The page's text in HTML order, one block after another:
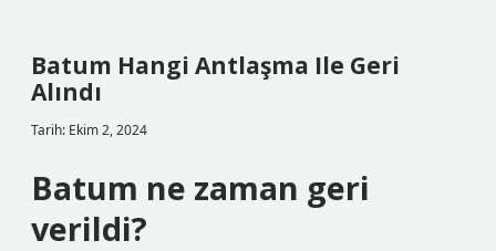
Batum Hangi Antlaşma Ile Geri
Alındı
Tarih: Ekim 2, 2024
Batum ne zaman geri
verildi?